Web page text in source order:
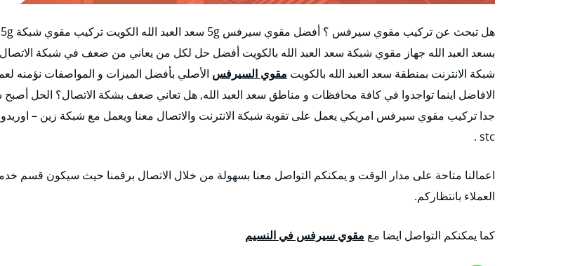
هل تبحث عن تركيب مقوي سيرفس ؟ أفضل مقوي سيرفس 5g سعد العبد الله الكويت تركيب مقوي شبكة 5g
بسعد العبد الله جهاز مقوي شبكة سعد العبد الله بالكويت أفضل حل لكل من يعاني من ضعف في شبكة الاتصال
شبكة الانترنت بمنطقة سعد العبد الله بالكويت مقوي السيرفس الأصلي بأفضل الميزات و المواصفات نؤمنه
الافاضل اينما تواجدوا في كافة محافظات و مناطق سعد العبد الله, هل تعاني ضعف بشكة الاتصال؟ الحل
جدا تركيب مقوي سيرفس امريكي يعمل على تقوية شبكة الانترنت والاتصال معنا ويعمل مع شبكة زين –
stc .
اعمالنا متاحة على مدار الوقت و يمكنكم التواصل معنا بسهولة من خلال الاتصال برقمنا حيث سيكون قسم
العملاء بانتظاركم.
كما يمكنكم التواصل ايضا مع مقوي سيرفس في النسيم